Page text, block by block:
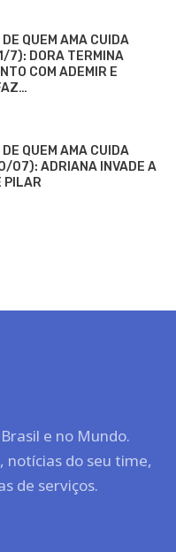
DE QUEM AMA CUIDA
7): DORA TERMINA
COM ADEMIR E
DE QUEM AMA CUIDA
07): ADRIANA INVADE A
PILAR
e no Mundo.
notícias do seu time,
de serviços.